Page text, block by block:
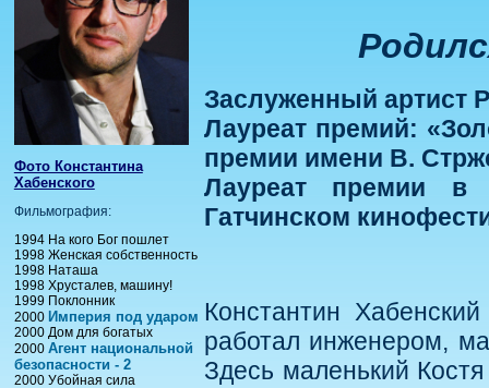
Фото Константина
Хабенского
Фильмография:
1994 На кого Бог пошлет
1998 Женская собственность
1998 Наташа
1998 Хрусталев, машину!
1999 Поклонник
2000 Империя под ударом
2000 Дом для богатых
2000 Агент национальной
безопасности - 2
2000 Убойная сила
Заслуженный артист
Лауреат премий:
премии имени В.
Лауреат премии в
Гатчинском
Константин
работал инженером,
Здесь маленький